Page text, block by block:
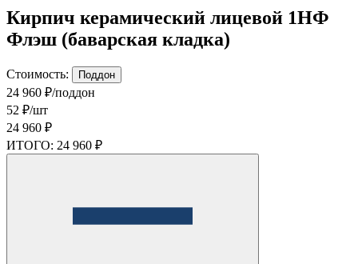
Кирпич керамический лицевой 1НФ
Флэш (баварская кладка)
Стоимость: Поддон
24 960 ₽/поддон
52 ₽/шт
24 960 ₽
ИТОГО: 24 960 ₽